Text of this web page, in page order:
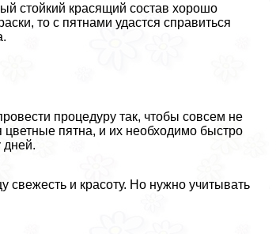
стойкий красящий состав хорошо
то с пятнами удастся справиться
процедуру так, чтобы совсем не
цветные пятна, и их необходимо быстро
дней.
свежесть и красоту. Но нужно учитывать